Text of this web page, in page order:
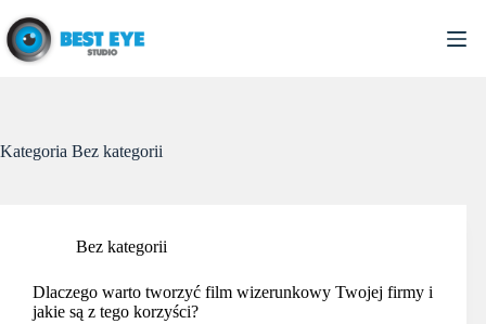
do
treści
Kategoria Bez kategorii
Bez kategorii
Dlaczego warto tworzyć film wizerunkowy Twojej firmy i
jakie są z tego korzyści?